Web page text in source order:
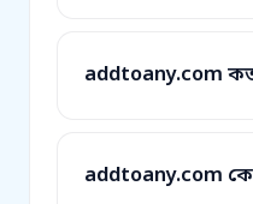
addtoany.com
addtoany.com কে